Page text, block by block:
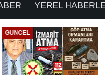
YEREL
GÜNCEL